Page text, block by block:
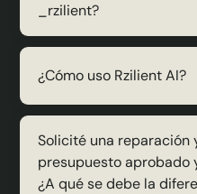
_rzilient?
¿Cómo uso Rzilient AI?
Solicité una reparación
presupuesto aprobado
¿A qué se debe la